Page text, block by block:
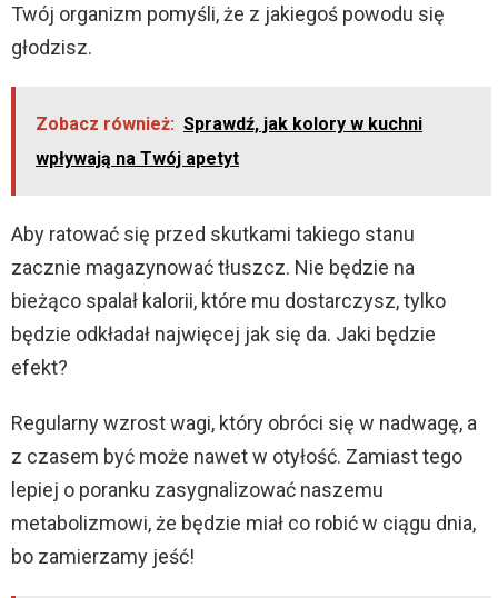
Twój organizm pomyśli, że z jakiegoś powodu się
głodzisz.
Zobacz również: Sprawdź, jak kolory w kuchni
wpływają na Twój apetyt
Aby ratować się przed skutkami takiego stanu
zacznie magazynować tłuszcz. Nie będzie na
bieżąco spalał kalorii, które mu dostarczysz, tylko
będzie odkładał najwięcej jak się da. Jaki będzie
efekt?
Regularny wzrost wagi, który obróci się w nadwagę, a
z czasem być może nawet w otyłość. Zamiast tego
lepiej o poranku zasygnalizować naszemu
metabolizmowi, że będzie miał co robić w ciągu dnia,
bo zamierzamy jeść!